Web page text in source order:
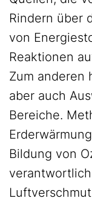
Rindern über
von
Reaktionen
Zum anderen
aber auch
Bereiche.
Bildung von